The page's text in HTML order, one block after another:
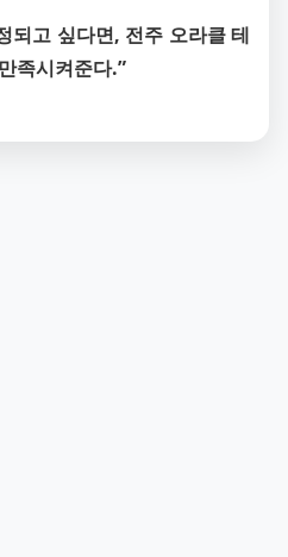
되고 싶다면, 전주 오라클 테
족시켜준다.”